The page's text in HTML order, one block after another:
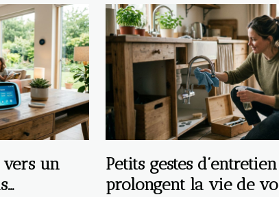
un
Petits gestes
prolongent la vie de